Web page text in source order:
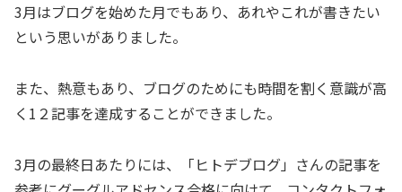
3月はブログを始めた月でもあり、あれやこれが書きたい
という思いがありました。
また、熱意もあり、ブログのためにも時間を割く意識が高
く1２記事を達成することができました。
3月の最終日あたりには、「ヒトデブログ」さんの記事を